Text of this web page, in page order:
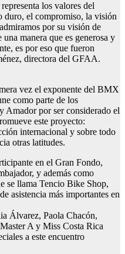
los valores del
duro, el compromiso, la visión
por su visión de
manera que es generosa y
es por eso que fueron
directora del GFAA.
vez el exponente del BMX
como parte de los
Amador por ser considerado el
este proyecto:
internacional y sobre todo
otras latitudes.
en el Gran Fondo,
y además como
se llama Tencio Bike Shop,
asistencia más importantes en
Álvarez, Paola Chacón,
A y Miss Costa Rica
a este encuentro